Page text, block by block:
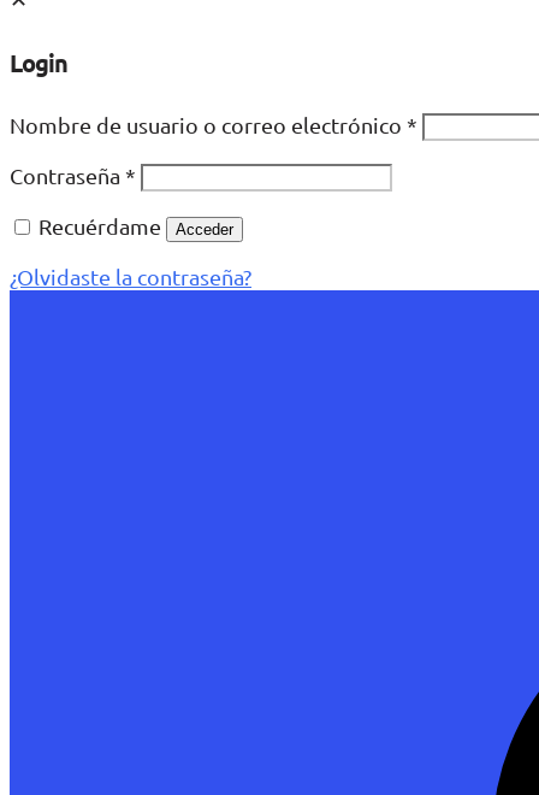
Login
Nombre de usuario o correo electrónico *
Contraseña *
Recuérdame
Acceder
¿Olvidaste la contraseña?